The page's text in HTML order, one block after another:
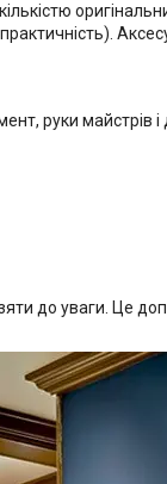
руки майстрів
до уваги. Це